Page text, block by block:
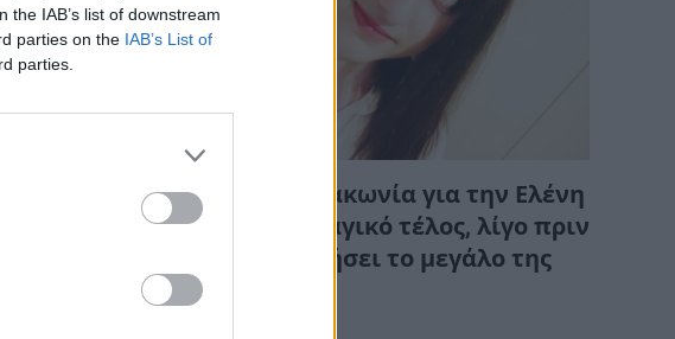
IAB’s list of downstream
parties on the IAB’s List of
parties.
Θρήνος στη Λακωνία για την Ελένη
που βρήκε τραγικό τέλος, λίγο πριν
πραγματοποιήσει το μεγάλο της
όνειρο